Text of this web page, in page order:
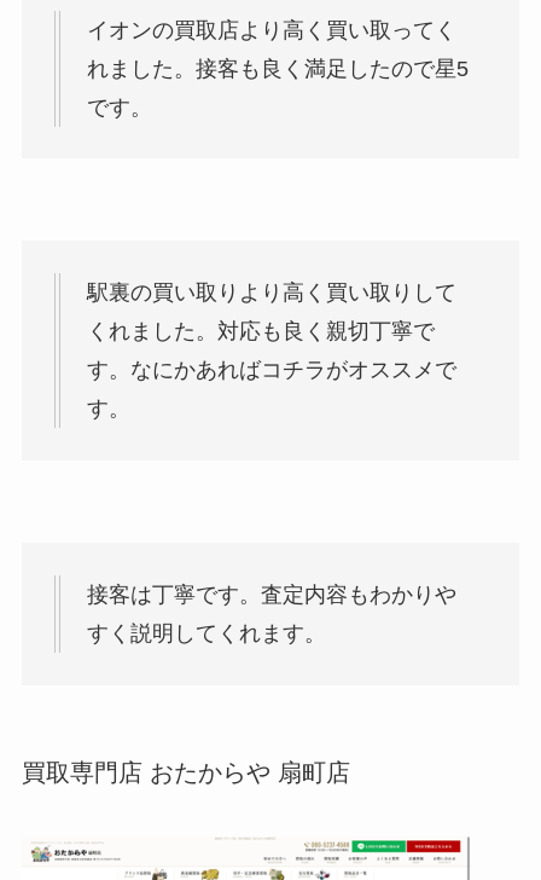
イオンの買取店より高く買い取ってく
れました。接客も良く満足したので星5
です。
駅裏の買い取りより高く買い取りして
くれました。対応も良く親切丁寧で
す。なにかあればコチラがオススメで
す。
接客は丁寧です。査定内容もわかりや
すく説明してくれます。
買取専門店 おたからや 扇町店